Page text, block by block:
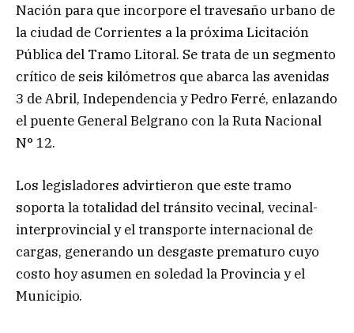
Nación para que incorpore el travesaño urbano de
la ciudad de Corrientes a la próxima Licitación
Pública del Tramo Litoral. Se trata de un segmento
crítico de seis kilómetros que abarca las avenidas
3 de Abril, Independencia y Pedro Ferré, enlazando
el puente General Belgrano con la Ruta Nacional
N° 12.
Los legisladores advirtieron que este tramo
soporta la totalidad del tránsito vecinal, vecinal-
interprovincial y el transporte internacional de
cargas, generando un desgaste prematuro cuyo
costo hoy asumen en soledad la Provincia y el
Municipio.